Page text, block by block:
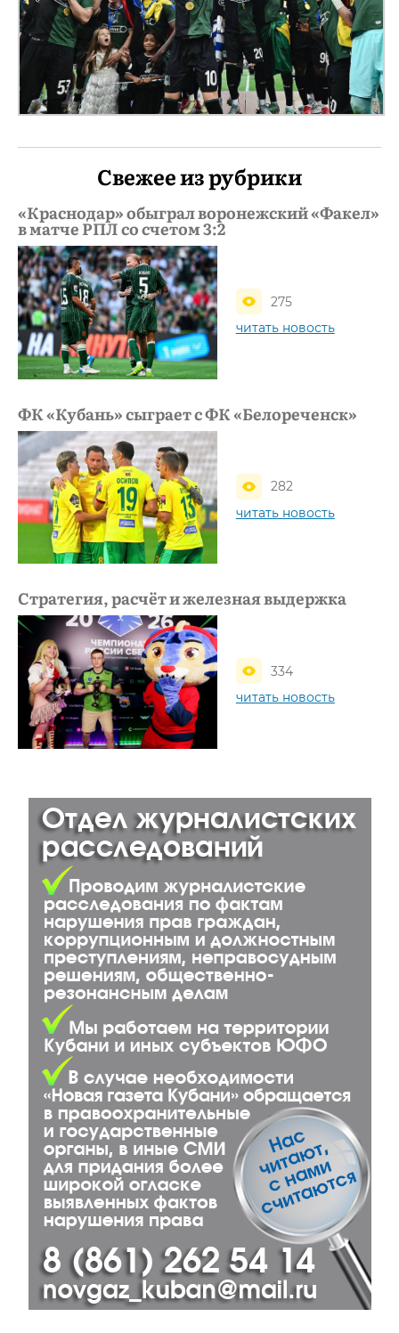
Свежее из рубрики
«Краснодар» обыграл воронежский «Факел»
в матче РПЛ со счетом 3:2
275
читать новость
ФК «Кубань» сыграет с ФК «Белореченск»
282
читать новость
Стратегия, расчёт и железная выдержка
334
читать новость